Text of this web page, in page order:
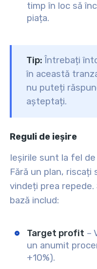
timp în loc să
piața.
Tip: Întrebați
în această
nu puteți
așteptați.
Reguli de ieșire
Ieșirile sunt la fel
Fără un plan, riscați
vindeți prea
bază includ:
Target profit –
un anumit
+10%).